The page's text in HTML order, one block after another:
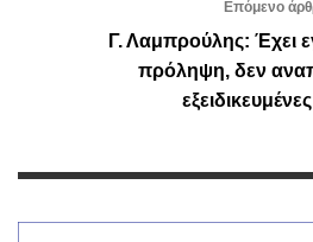
Επόμενο
Γ. Λαμπρούλης: Έχει
πρόληψη, δεν